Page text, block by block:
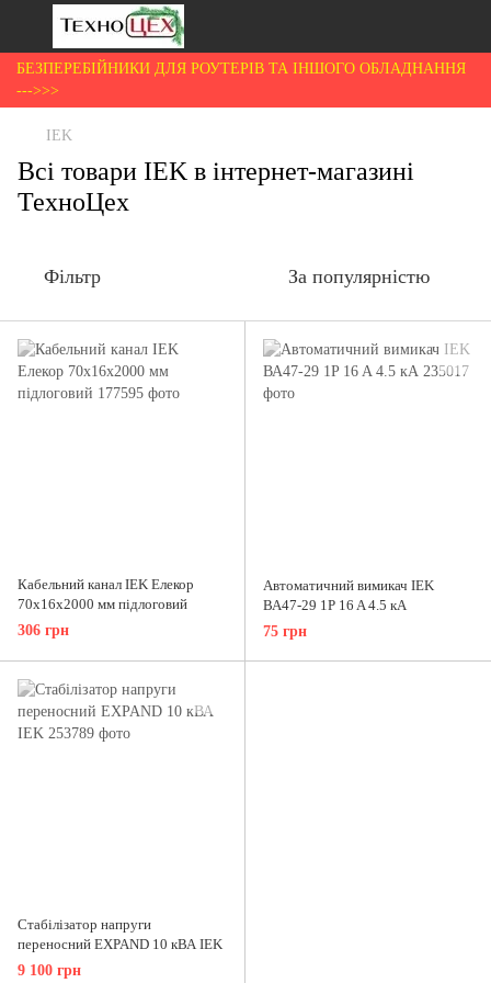
БЕЗПЕРЕБІЙНИКИ ДЛЯ РОУТЕРІВ ТА ІНШОГО ОБЛАДНАННЯ
--->>>
IEK
Всі товари IEK в інтернет-магазині
ТехноЦех
Фільтр За популярністю
Кабельний канал IEK Елекор
70x16x2000 мм підлоговий
306 грн
Автоматичний вимикач IEK
ВА47-29 1P 16 A 4.5 кА
75 грн
Стабілізатор напруги
переносний EXPAND 10 кВА IEK
9 100 грн